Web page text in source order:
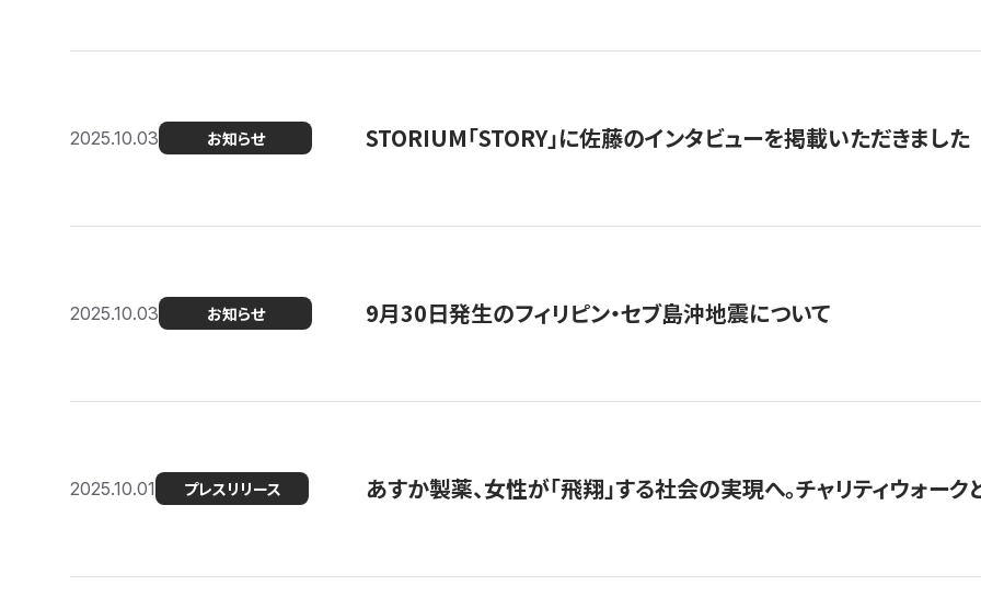
2025.10.03 お知らせ STORIUM「STORY」に佐藤のインタビューを掲載いただきました
2025.10.03 お知らせ 9月30日発生のフィリピン・セブ島沖地震について
2025.10.01 プレスリリース あすか製薬、女性が「飛翔」する社会の実現へ。チャリティウォー